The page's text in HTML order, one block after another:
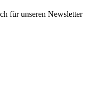
für unseren Newsletter